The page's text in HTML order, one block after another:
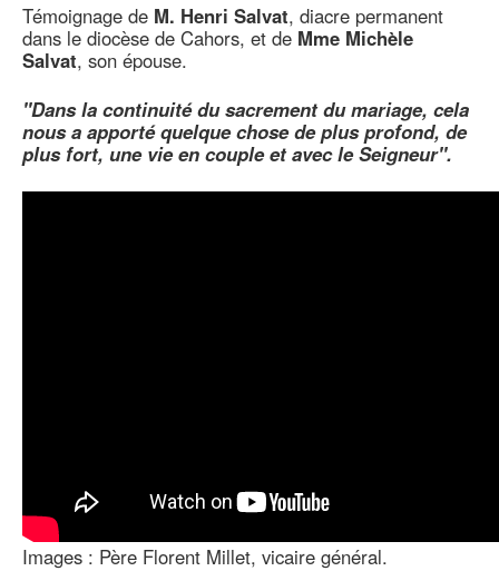
Témoignage de M. Henri Salvat, diacre permanent
dans le diocèse de Cahors, et de Mme Michèle
Salvat, son épouse.
"Dans la continuité du sacrement du mariage, cela
nous a apporté quelque chose de plus profond, de
plus fort, une vie en couple et avec le Seigneur".
Images : Père Florent Millet, vicaire général.